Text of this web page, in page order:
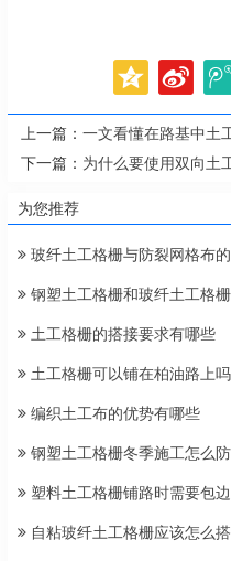
上一篇： 一文看懂在路基中土
下一篇： 为什么要使用双向土
为您推荐
玻纤土工格栅与防裂网格布
钢塑土工格栅和玻纤土工格
土工格栅的搭接要求有哪些
土工格栅可以铺在柏油路上吗
编织土工布的优势有哪些
钢塑土工格栅冬季施工怎么
塑料土工格栅铺路时需要包
自粘玻纤土工格栅应该怎么